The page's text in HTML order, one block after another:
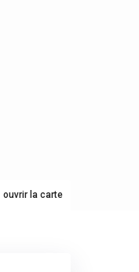
ouvrir la carte